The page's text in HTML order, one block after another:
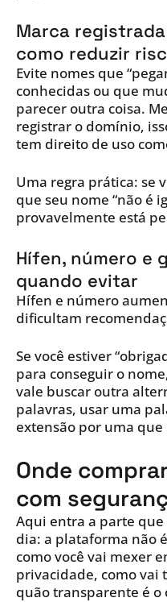
Marca
como reduzir
Evite nomes que
conhecidas ou que
parecer outra coisa.
registrar o domínio,
tem direito de uso
Uma regra prática: se
que seu nome “não é
provavelmente está
Hífen, número e
quando evitar
Hífen e número
dificultam
Se você estiver
para conseguir o
vale buscar outra
palavras, usar uma
extensão por uma
Onde
com
Aqui entra a parte
dia: a plataforma não
como você vai mexer
privacidade, como vai
quão transparente é o